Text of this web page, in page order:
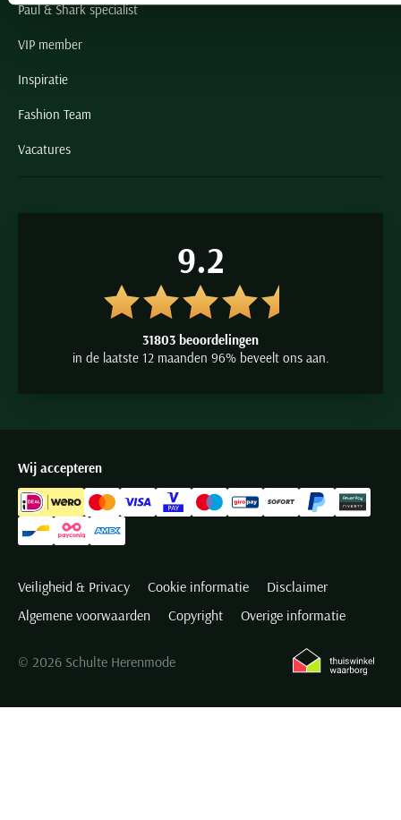
Paul & Shark specialist
VIP member
Inspiratie
Fashion Team
Vacatures
9.2
31803 beoordelingen
in de laatste 12 maanden 96% beveelt ons aan.
Wij accepteren
Veiligheid & Privacy Cookie informatie
Disclaimer
Algemene voorwaarden
Copyright Overige informatie
© 2026 Schulte Herenmode